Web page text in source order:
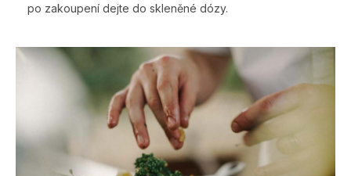
po zakoupení dejte do skleněné dózy.